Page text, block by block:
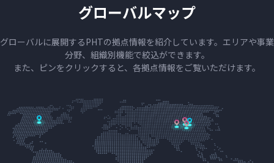
グローバルマップ
グローバルに展開するPHTの拠点情報を紹介しています。エリアや事業
分野、組織別機能で絞込ができます。
また、ピンをクリックすると、各拠点情報をご覧いただけます。